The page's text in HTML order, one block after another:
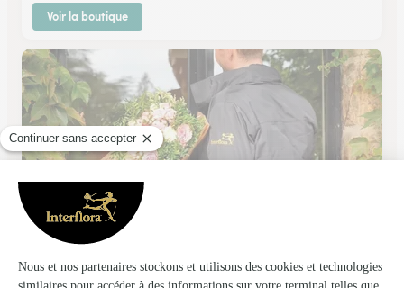
Voir la boutique
Ac Design Floral
Cambrai
C.Cial CORA 2, avenue Georges Nuttin